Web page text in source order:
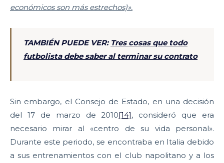
económicos son más estrechos)».
TAMBIÉN PUEDE VER: Tres cosas que todo
futbolista debe saber al terminar su contrato
Sin embargo, el Consejo de Estado, en una decisión
del 17 de marzo de 2010[14], consideró que era
necesario mirar al «centro de su vida personal».
Durante este periodo, se encontraba en Italia debido
a sus entrenamientos con el club napolitano y a los